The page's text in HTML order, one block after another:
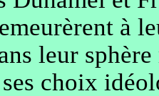
à
leur
choix